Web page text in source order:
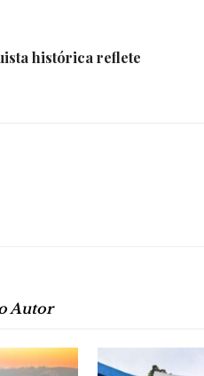
histórica reflete
Autor